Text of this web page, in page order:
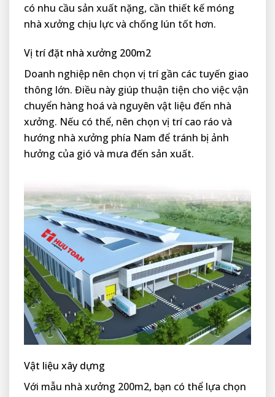
có nhu cầu sản xuất nặng, cần thiết kế móng
nhà xưởng chịu lực và chống lún tốt hơn.
Vị trí đặt nhà xưởng 200m2
Doanh nghiệp nên chọn vị trí gần các tuyến giao
thông lớn. Điều này giúp thuận tiện cho việc vận
chuyển hàng hoá và nguyên vật liệu đến nhà
xưởng. Nếu có thể, nên chọn vị trí cao ráo và
hướng nhà xưởng phía Nam để tránh bị ảnh
hưởng của gió và mưa đến sản xuất.
Vật liệu xây dựng
Với mẫu nhà xưởng 200m2, bạn có thể lựa chọn